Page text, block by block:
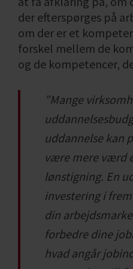
komme i spil til en
Det kan i nogle
at undersøge, om der
kompetencer, du kan
sted — det man også
“trædestenjob” —
kompetencer, du
Rigtig mange
hjælpe med råd og
vejledning er gratis
job, men deres
kun søger råd og
gang med at
fremtidig stilling. Du
der efterspørges på
om der er et
forskel mellem de
og de kompetencer,
”Mange
uddannelse kan
være mere værd
lønstigning. En
investering i
din
forbedre dine
hvad angår